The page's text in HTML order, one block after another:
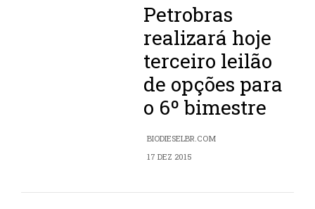
Petrobras
realizará hoje
terceiro leilão
de opções para
o 6º bimestre
BIODIESELBR.COM
17 DEZ 2015